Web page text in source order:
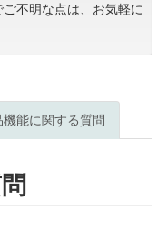
不明な点は、お気軽に
機能に関する質問